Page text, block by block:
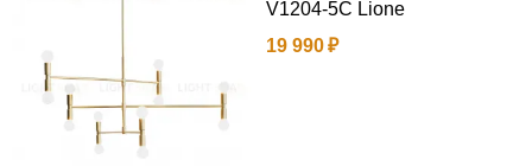
V1204-5C Lione
19 990